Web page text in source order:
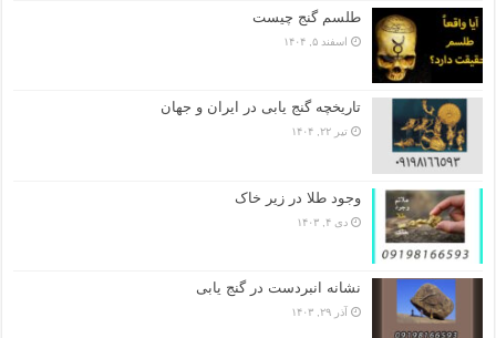
طلسم گنج چیست
اسفند ۵, ۱۴۰۴
تاریخچه گنج‌ یابی در ایران و جهان
تیر ۲۲, ۱۴۰۴
وجود طلا در زیر خاک
دی ۴, ۱۴۰۳
نشانه انبردست در گنج یابی
آذر ۲۹, ۱۴۰۳